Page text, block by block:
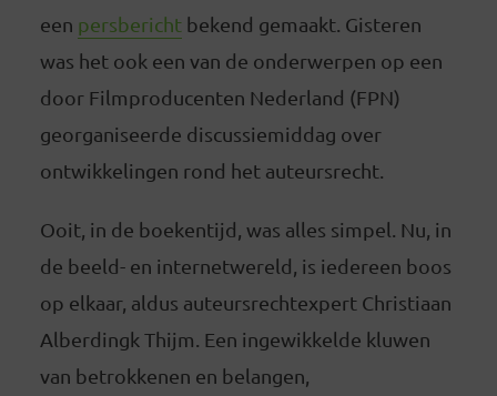
een persberichtbekend gemaakt. Gisteren
was het ook een van de onderwerpen op een
door Filmproducenten Nederland (FPN)
georganiseerde discussiemiddag over
ontwikkelingen rond het auteursrecht.
Ooit, in de boekentijd, was alles simpel. Nu, in
de beeld- en internetwereld, is iedereen boos
op elkaar, aldus auteursrechtexpert Christiaan
Alberdingk Thijm. Een ingewikkelde kluwen
van betrokkenen en belangen,